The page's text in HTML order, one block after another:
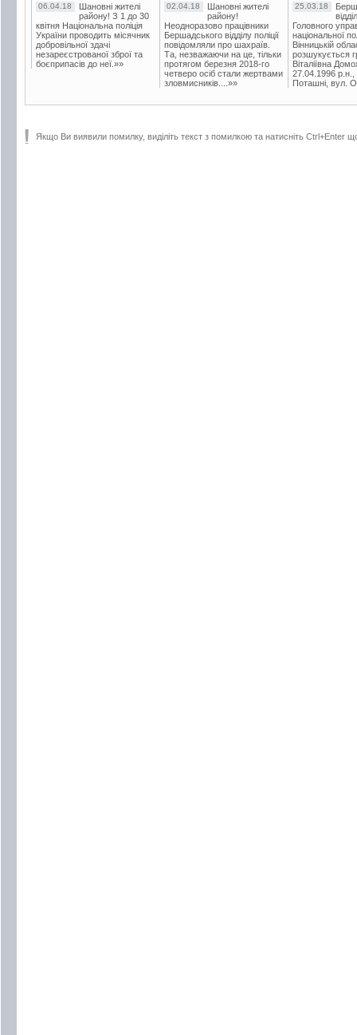
06.04.18
Шановні жителі
району! З 1 до 30
квітня Національна поліція
України проводить місячник
добровільної здачі
незареєстрованої зброї та
боєприпасів до неї.»»
02.04.18
Шановні жителі
району!
Неодноразово працівники
Бершадського відділу поліції
повідомляли про шахраїв.
Та, незважаючи на це, тільки
протягом березня 2018-го
четверо осіб стали жертвами
зловмисників....»»
25.03.18
Головного
національної
Вінницькій
розшукується
Віталіївна
27.04.1996 р.н.,
Поташні, вул.
Якщо Ви виявили помилку, виділіть текст з помилкою та натисніть Ctrl+Enter